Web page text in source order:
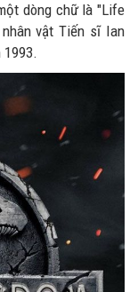
dòng chữ là "Life
vật Tiến sĩ Ian